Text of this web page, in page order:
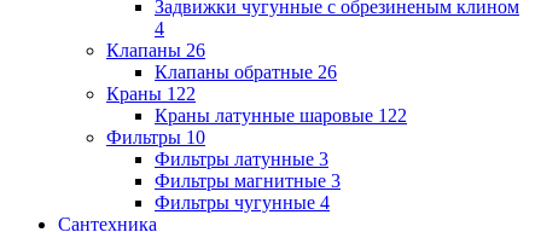
Задвижки чугунные с обрезиненым клином
4
Клапаны 26
Клапаны обратные 26
Краны 122
Краны латунные шаровые 122
Фильтры 10
Фильтры латунные 3
Фильтры магнитные 3
Фильтры чугунные 4
Сантехника